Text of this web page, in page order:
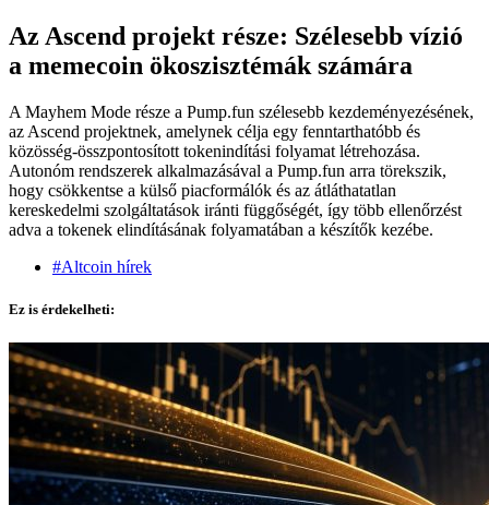
Az Ascend projekt része: Szélesebb vízió
a memecoin ökoszisztémák számára
A Mayhem Mode része a Pump.fun szélesebb kezdeményezésének,
az Ascend projektnek, amelynek célja egy fenntarthatóbb és
közösség-összpontosított tokenindítási folyamat létrehozása.
Autonóm rendszerek alkalmazásával a Pump.fun arra törekszik,
hogy csökkentse a külső piacformálók és az átláthatatlan
kereskedelmi szolgáltatások iránti függőségét, így több ellenőrzést
adva a tokenek elindításának folyamatában a készítők kezébe.
#Altcoin hírek
Ez is érdekelheti: